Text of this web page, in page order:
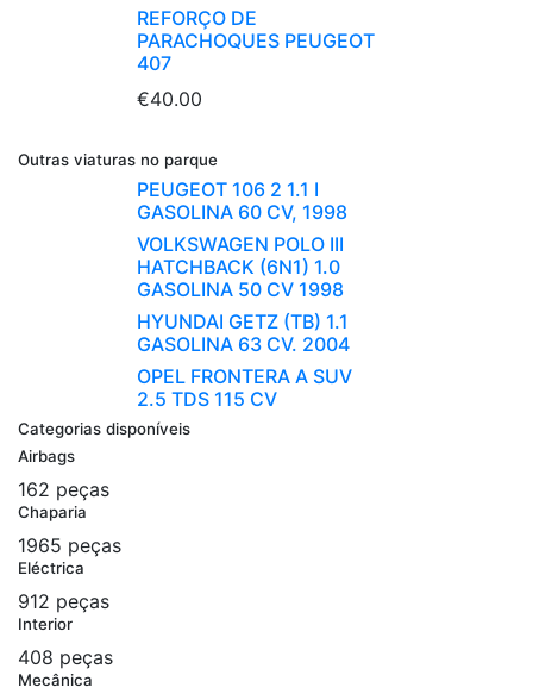
REFORÇO DE
PARACHOQUES PEUGEOT
407
€40.00
Outras viaturas no parque
PEUGEOT 106 2 1.1 I
GASOLINA 60 CV, 1998
VOLKSWAGEN POLO III
HATCHBACK (6N1) 1.0
GASOLINA 50 CV 1998
HYUNDAI GETZ (TB) 1.1
GASOLINA 63 CV. 2004
OPEL FRONTERA A SUV
2.5 TDS 115 CV
Categorias disponíveis
Airbags
162 peças
Chaparia
1965 peças
Eléctrica
912 peças
Interior
408 peças
Mecânica